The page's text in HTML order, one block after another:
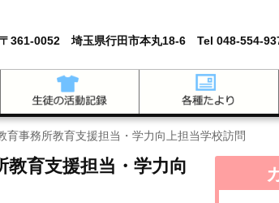
〒361-0052 埼玉県行田市本丸18-6 Tel 048-554-
事務所教育支援担当・学力向上担当学校訪問
育支援担当・学力向